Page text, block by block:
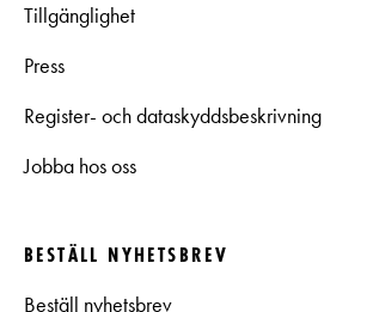
Tillgänglighet
Press
Register- och dataskyddsbeskrivning
Jobba hos oss
BESTÄLL NYHETSBREV
Beställ nyhetsbrev